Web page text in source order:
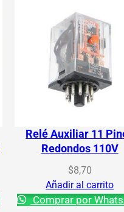
Relé Auxiliar 11
Redondos 110V
$8,70
Añadir al carrito
Comprar por